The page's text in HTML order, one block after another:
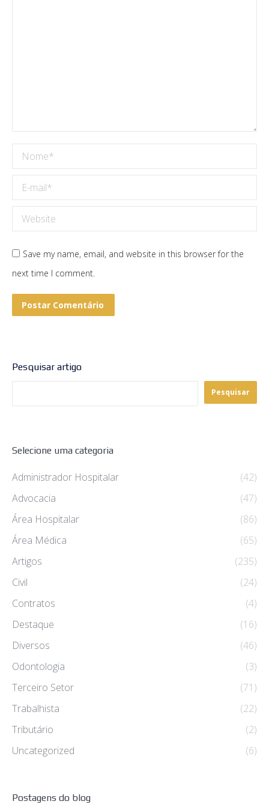
Nome *
E-mail *
Website
Save my name, email, and website in this browser for the
next time I comment.
Postar Comentário
Pesquisar artigo
Pesquisar
Selecione uma categoria
Administrador Hospitalar
(42)
Advocacia
(47)
Área Hospitalar
(86)
Área Médica
(65)
Artigos
(235)
Civil
(24)
Contratos
(4)
Destaque
(16)
Diversos
(46)
Odontologia
(3)
Terceiro Setor
(71)
Trabalhista
(22)
Tributário
(2)
Uncategorized
(6)
Postagens do blog